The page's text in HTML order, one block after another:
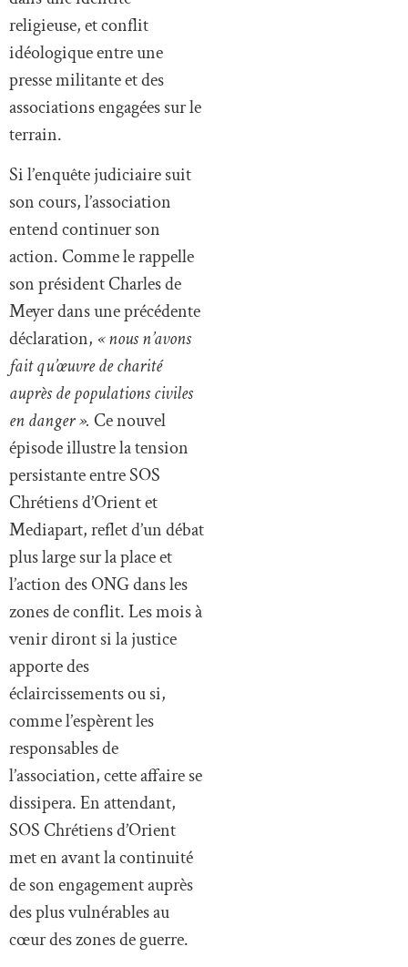
religieuse, et conflit
idéologique entre une
presse militante et des
associations engagées sur le
terrain.
Si l’enquête judiciaire suit
son cours, l’association
entend continuer son
action. Comme le rappelle
son président Charles de
Meyer dans une précédente
déclaration, « nous n’avons
fait qu’œuvre de charité
auprès de populations civiles
en danger ». Ce nouvel
épisode illustre la tension
persistante entre SOS
Chrétiens d’Orient et
Mediapart, reflet d’un débat
plus large sur la place et
l’action des ONG dans les
zones de conflit. Les mois à
venir diront si la justice
apporte des
éclaircissements ou si,
comme l’espèrent les
responsables de
l’association, cette affaire se
dissipera. En attendant,
SOS Chrétiens d’Orient
met en avant la continuité
de son engagement auprès
des plus vulnérables au
cœur des zones de guerre.